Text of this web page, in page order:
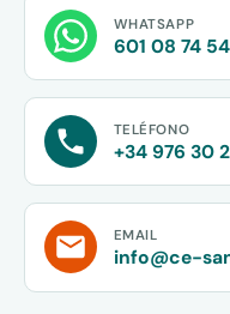
WHATSAPP
601 08 74 54
TELÉFONO
+34 976 30
EMAIL
info@ce-